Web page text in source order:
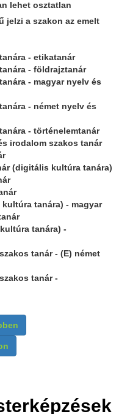
lehet osztatlan
jelzi a szakon az emelt
- etikatanár
- földrajztanár
- magyar nyelv és
- német nyelv és
- történelemtanár
irodalom szakos tanár
(digitális kultúra tanára)
tanára) - magyar
tanára) -
tanár - (E) német
tanár -